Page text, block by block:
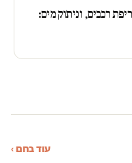
רכבים, וניתוק מים:
עוד בחם ›